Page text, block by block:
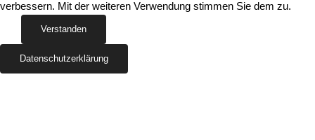
verbessern. Mit der weiteren Verwendung stimmen Sie dem zu.
Verstanden
Datenschutzerklärung